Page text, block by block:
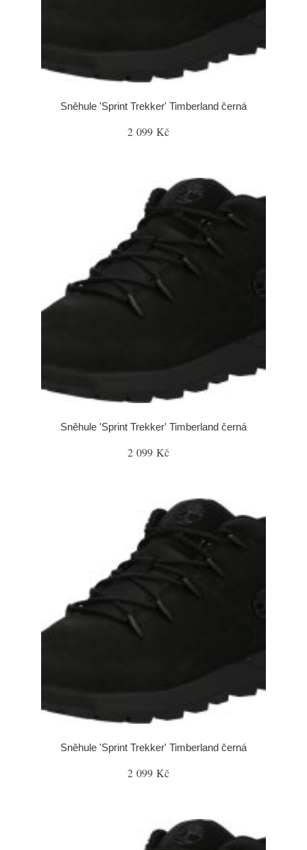
Sněhule 'Sprint Trekker' Timberland černá
2 099 Kč
Sněhule 'Sprint Trekker' Timberland černá
2 099 Kč
Sněhule 'Sprint Trekker' Timberland černá
2 099 Kč